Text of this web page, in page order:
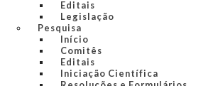
Editais
Legislação
Pesquisa
Início
Comitês
Editais
Iniciação Científica